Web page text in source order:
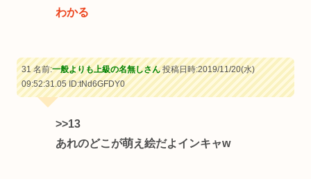
わかる
31 名前:一般よりも上級の名無しさん投稿日時:2019/11/20(水)
09:52:31.05ID:tNd6GFDY0
>>13
あれのどこが萌え絵だよインキャw